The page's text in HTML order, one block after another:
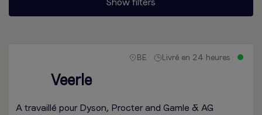
BE Livré en 24 heures
Veerle
A travaillé pour Dyson, Procter and Gamle & AG